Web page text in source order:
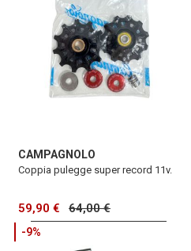
CAMPAGNOLO
Coppia pulegge super record 11v.
59,90 € 64,00 €
-9%